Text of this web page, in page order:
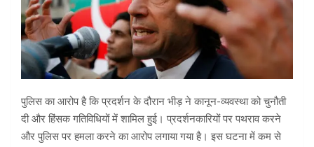
पुलिस का आरोप है कि प्रदर्शन के दौरान भीड़ ने कानून-व्यवस्था को चुनौती
दी और हिंसक गतिविधियों में शामिल हुई। प्रदर्शनकारियों पर पथराव करने
और पुलिस पर हमला करने का आरोप लगाया गया है। इस घटना में कम से